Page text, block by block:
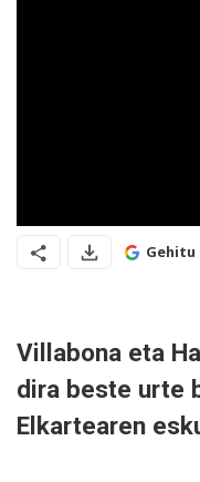
Gehitu
Villabona eta
dira beste urte
Elkartearen